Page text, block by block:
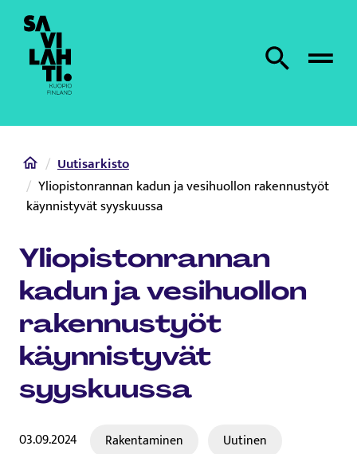
Etusivulle
Etsi sivustolta
HomeUutisarkisto
Yliopistonrannan kadun ja vesihuollon rakennustyöt
käynnistyvät syyskuussa
Yliopistonrannan
kadun ja vesihuollon
rakennustyöt
käynnistyvät
syyskuussa
03.09.2024 Rakentaminen Uutinen